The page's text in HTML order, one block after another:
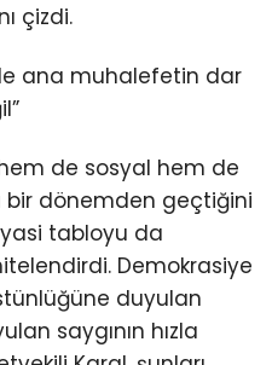
çizdi.
ana muhalefetin dar
de sosyal hem de
bir dönemden geçtiğini
tabloyu da
Demokrasiye
duyulan
saygının hızla